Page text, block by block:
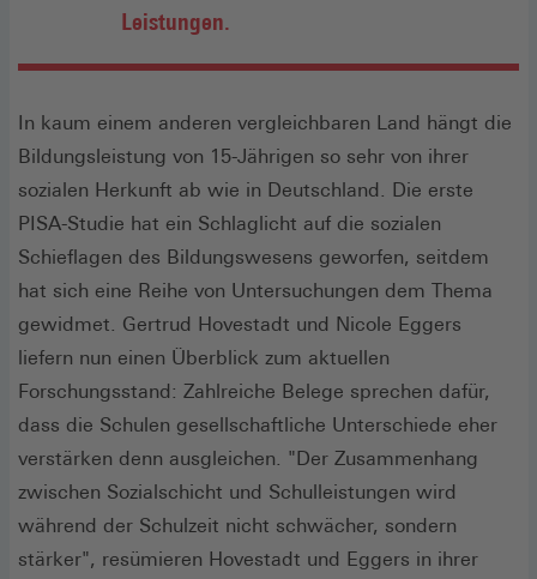
Leistungen.
In kaum einem anderen vergleichbaren Land hängt die
Bildungsleistung von 15-Jährigen so sehr von ihrer
sozialen Herkunft ab wie in Deutschland. Die erste
PISA-Studie hat ein Schlaglicht auf die sozialen
Schieflagen des Bildungswesens geworfen, seitdem
hat sich eine Reihe von Untersuchungen dem Thema
gewidmet. Gertrud Hovestadt und Nicole Eggers
liefern nun einen Überblick zum aktuellen
Forschungsstand: Zahlreiche Belege sprechen dafür,
dass die Schulen gesellschaftliche Unterschiede eher
verstärken denn ausgleichen. "Der Zusammenhang
zwischen Sozialschicht und Schulleistungen wird
während der Schulzeit nicht schwächer, sondern
stärker", resümieren Hovestadt und Eggers in ihrer